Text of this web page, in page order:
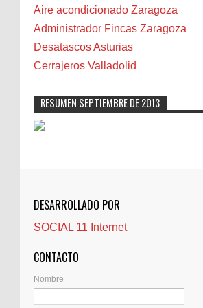
Camareta
Cáncer
Carmela Sauras
Carnavales
Castellón
Cerrajeros
Cocinas
Comentarios de la afición
Controller Zaragoza
Córdoba
Crisis
Aire acondicionado Zaragoza
Administrador Fincas Zaragoza
Desatascos Asturias
Cerrajeros Valladolid
RESUMEN SEPTIEMBRE DE 2013
DESARROLLADO POR
SOCIAL 11 Internet
CONTACTO
Nombre